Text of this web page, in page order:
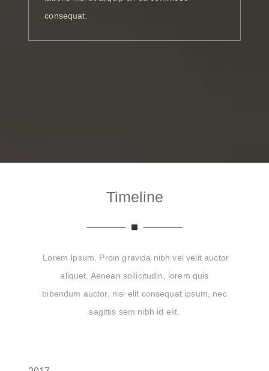
consequat.
Timeline
Lorem Ipsum. Proin gravida nibh vel velit auctor
aliquet. Aenean sollicitudin, lorem quis
bibendum auctor, nisi elit consequat ipsum, nec
sagittis sem nibh id elit.